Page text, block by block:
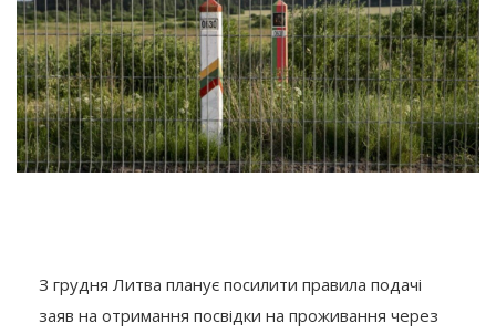
З грудня Литва планує посилити правила подачі
заяв на отримання посвідки на проживання через